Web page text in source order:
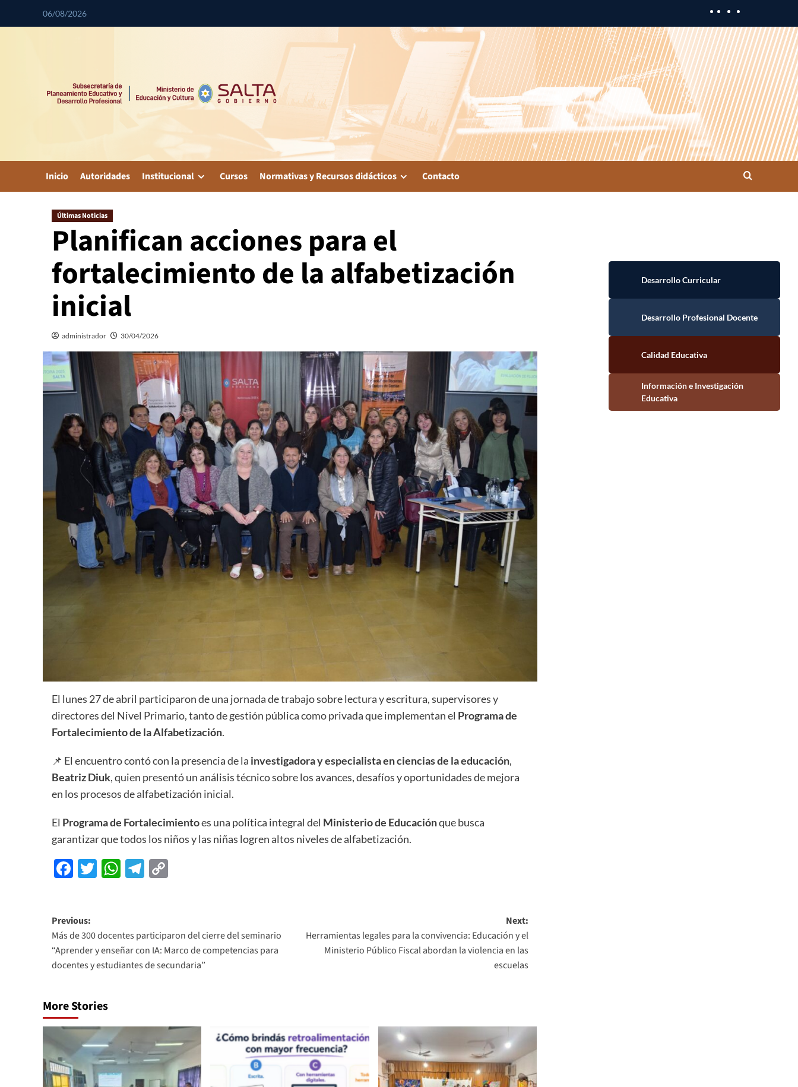
06/08/2026
Inicio Autoridades Institucional Cursos Normativas y Recursos didácticos Contacto
Últimas Noticias
Planifican acciones para el
fortalecimiento de la alfabetización
inicial
administrador 30/04/2026
El lunes 27 de abril participaron de una jornada de trabajo sobre lectura y escritura, supervisores y
directores del Nivel Primario, tanto de gestión pública como privada que implementan el Programa de
Fortalecimiento de la Alfabetización.
📌 El encuentro contó con la presencia de la investigadora y especialista en ciencias de la educación,
Beatriz Diuk, quien presentó un análisis técnico sobre los avances, desafíos y oportunidades de mejora
en los procesos de alfabetización inicial.
El Programa de Fortalecimientoes una política integral del Ministerio de Educaciónque busca
garantizar que todos los niños y las niñas logren altos niveles de alfabetización.
Facebook
Twitter
WhatsApp
Telegram
Previous:
Más de 300 docentes participaron del cierre del seminario
“Aprender y enseñar con IA: Marco de competencias para
docentes y estudiantes de secundaria”
Next:
Herramientas legales para la convivencia: Educación y el
Ministerio Público Fiscal abordan la violencia en las
escuelas
More Stories
Información e Investigación Educativa